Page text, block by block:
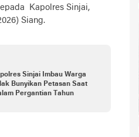
Kapolres Sinjai,
Siang.
Sinjai Imbau Warga
Bunyikan Petasan Saat
Pergantian Tahun